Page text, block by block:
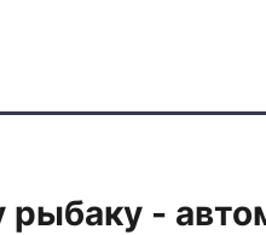
-